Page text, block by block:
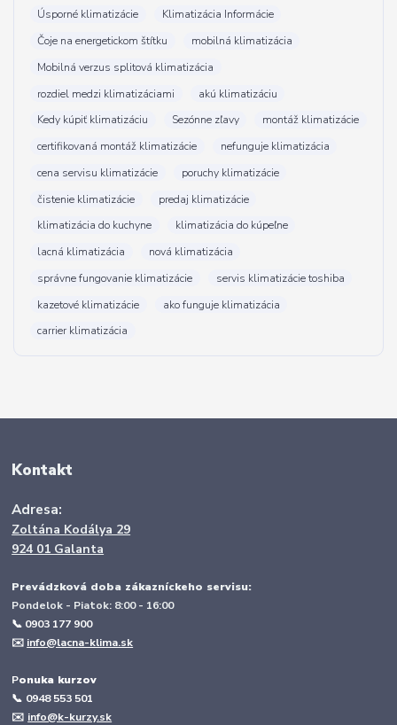
Úsporné klimatizácie
Klimatizácia Informácie
Čoje na energetickom štítku
mobilná klimatizácia
Mobilná verzus splitová klimatizácia
rozdiel medzi klimatizáciami
akú klimatizáciu
Kedy kúpiť klimatizáciu
Sezónne zľavy
montáž klimatizácie
certifikovaná montáž klimatizácie
nefunguje klimatizácia
cena servisu klimatizácie
poruchy klimatizácie
čistenie klimatizácie
predaj klimatizácie
klimatizácia do kuchyne
klimatizácia do kúpeľne
lacná klimatizácia
nová klimatizácia
správne fungovanie klimatizácie
servis klimatizácie toshiba
kazetové klimatizácie
ako funguje klimatizácia
carrier klimatizácia
Kontakt
Adresa:
Zoltána Kodálya 29
924 01 Galanta
Prevádzková doba zákazníckeho servisu:
Pondelok - Piatok: 8:00 - 16:00
📞 0903 177 900
✉️ info@lacna-klima.sk
Ponuka kurzov
📞 0948 553 501
✉️ info@k-kurzy.sk